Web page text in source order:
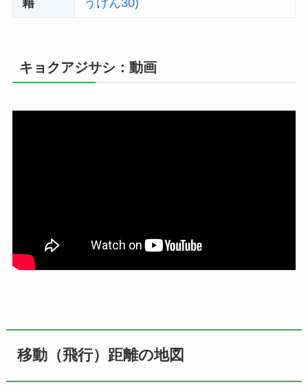
キョクアジサシ：動画
移動（飛行）距離の地図